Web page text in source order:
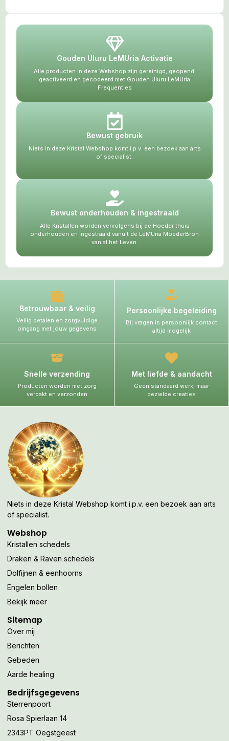
Gouden Uluru LeMUria Activatie
Alle producten in deze Webshop zijn gereinigd, geopend,
geactiveerd en gecodeerd met Gouden Uluru LeMUria
Frequenties
Bewust gebruik
Niets in deze Kristal Webshop komt i.p.v. een bezoek aan arts
of specialist.
Bewust onderhouden & ingestraald
Alle Kristallen worden vervolgens bij de Hoeder thuis
onderhouden en ingestraald vanuit de LeMUria MoederBron
van al het Leven.
Betrouwbaar & veilig
Veilig betalen en zorgvuldige
omgang met jouw gegevens
Persoonlijke begeleiding
Bij vragen is persoonlijk contact
altijd mogelijk
Snelle verzending
Producten worden met zorg
verpakt en verzonden
Met liefde & aandacht
Geen standaard werk, maar
bezielde creaties
Niets in deze Kristal Webshop komt i.p.v. een bezoek aan arts
of specialist.
Webshop
Kristallen schedels
Draken & Raven schedels
Dolfijnen & eenhoorns
Engelen bollen
Bekijk meer
Sitemap
Over mij
Berichten
Gebeden
Aarde healing
Bedrijfsgegevens
Sterrenpoort
Rosa Spierlaan 14
2343PT Oegstgeest